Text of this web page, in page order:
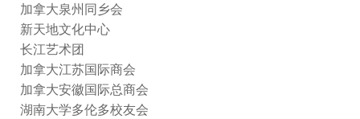
加拿大泉州同乡会
新天地文化中心
长江艺术团
加拿大江苏国际商会
加拿大安徽国际总商会
湖南大学多伦多校友会